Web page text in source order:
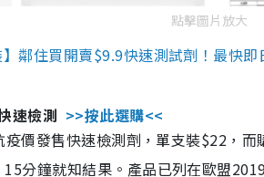
點擊圖片放大
鄰住買開賣$9.9快速測試劑！最快
速檢測 >>按此選購<<
疫價發售快速檢測劑，單支裝$22，
分鐘就知結果。產品已列在歐盟